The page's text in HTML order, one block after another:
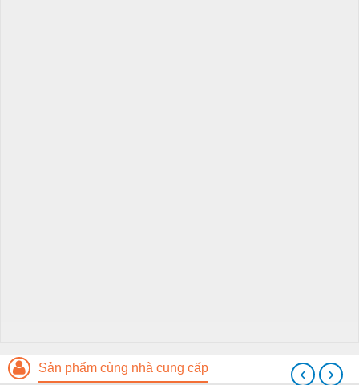
Sản phẩm cùng nhà cung cấp ‹ ›